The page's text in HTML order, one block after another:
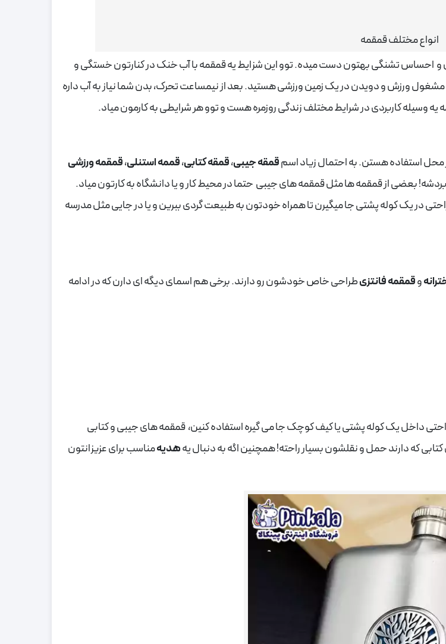
انواع مختلف قمقمه
و احساس تشنگی بهتون دست میده. توو این شزایط یه قمقمه با آب خنک در کنارتون خستگی و
ورزش و دویدن در یک زمین ورزشی هستید. بعد از نیمساعت تحرک، بدن شما نیاز به آب داره
وسیله کاربردی در شرایط مختلف زندگی روزمره هست و توو هر شرایطی به کارمون میاد.
محل استفاده هستن. به احتمال زیاد اسمقمقه جیبی،قمقه کتابی،قممه استنلی،قمقمه ورزشی
بعضی از قمقمه ها مثل قمقمه های جیبی حتما در محیط کار و یا دانشگاه به کارتون میاد.
در یک کوله پشتی جا میگیرن تا همراه خودتون به طبیعت گردی ببرین و یا در جایی مثل مدرسه
وقمقمه فانتزیطراحی خاص خودشون رو دارند. برخی هم اسمای دیگه ای دارن که در ادامه
داخل یک کوله پشتی یا کیف کوچک جا می گیره استفاده کنین، قمقمه های جیبی و کتابی
که دارند حمل و نقلشون بسیار راحته! همچنین اگه به دنبال یههدیهمناسب برای عزیزانتون